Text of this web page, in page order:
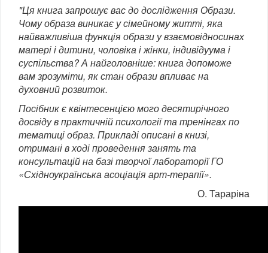
"Ця книга запрошує вас до дослідження Образи.
Чому образа виникає у сімейному житті, яка
найважливіша функція образи у взаємовідносинах
матері і дитини, чоловіка і жінки, індивідуума і
суспільства? А найголовніше: книга допоможе
вам зрозуміти, як стан образи впливає на
духовний розвиток.
Посібник є квінтесенцією мого десятирічного
досвіду в практичній психології та тренінгах по
тематиці образ. Прикладі описані в книзі,
отримані в ході проведення занять та
консультацій на базі творчої лабораторії ГО
«Східноукраїнська асоціація арт-терапії».
О. Тараріна